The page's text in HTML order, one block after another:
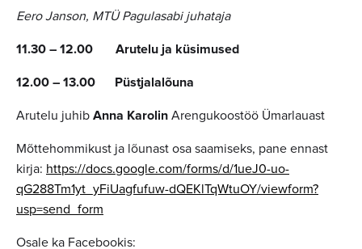
Eero Janson, MTÜ Pagulasabi juhataja
11.30 – 12.00 Arutelu ja küsimused
12.00 – 13.00 Püstjalalõuna
Arutelu juhib Anna Karolin Arengukoostöö Ümarlauast
Mõttehommikust ja lõunast osa saamiseks, pane ennast
kirja: https://docs.google.com/forms/d/1ueJ0-uo-
qG288Tm1yt_yFiUagfufuw-dQEKlTqWtuOY/viewform?
usp=send_form
Osale ka Facebookis: